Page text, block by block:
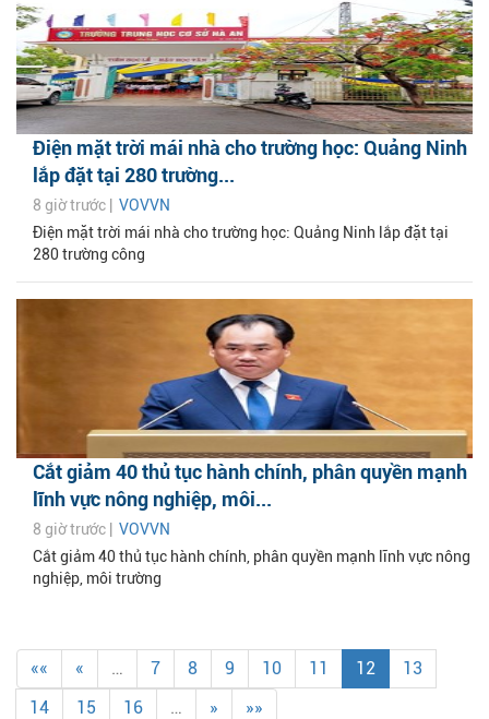
Điện mặt trời mái nhà cho trường học: Quảng Ninh
lắp đặt tại 280 trường...
8 giờ trước | VOVVN
Điện mặt trời mái nhà cho trường học: Quảng Ninh lắp đặt tại
280 trường công
Cắt giảm 40 thủ tục hành chính, phân quyền mạnh
lĩnh vực nông nghiệp, môi...
8 giờ trước | VOVVN
Cắt giảm 40 thủ tục hành chính, phân quyền mạnh lĩnh vực nông
nghiệp, môi trường
«« « … 7 8 9 10 11 12
13
14
15 16 … » »»